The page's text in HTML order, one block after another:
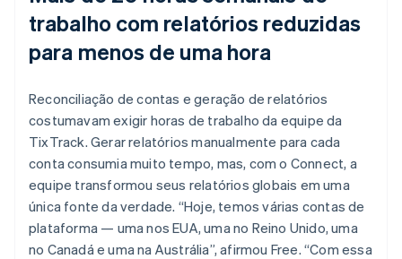
trabalho com relatórios reduzidas
para menos de uma hora
Reconciliação de contas e geração de relatórios
costumavam exigir horas de trabalho da equipe da
TixTrack. Gerar relatórios manualmente para cada
conta consumia muito tempo, mas, com o Connect, a
equipe transformou seus relatórios globais em uma
única fonte da verdade. “Hoje, temos várias contas de
plataforma — uma nos EUA, uma no Reino Unido, uma
no Canadá e uma na Austrália”, afirmou Free. “Com essa